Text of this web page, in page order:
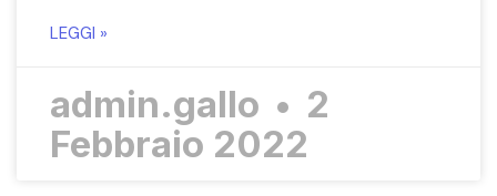
LEGGI »
admin.gallo
2
Febbraio 2022